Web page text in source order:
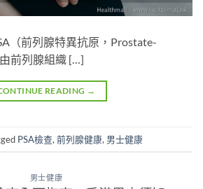
（前列腺特異抗原，Prostate-
前列腺組織 […]
READING →
PSA檢查, 前列腺健康, 男士健康
男士健康